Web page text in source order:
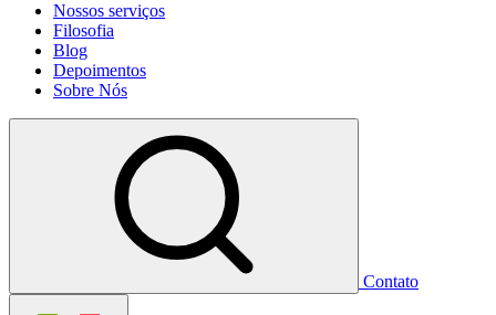
Nossos serviços
Filosofia
Blog
Depoimentos
Sobre Nós
Contato